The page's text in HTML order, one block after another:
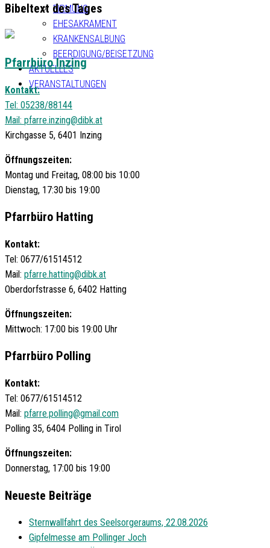
FIRMUNG
EHESAKRAMENT
KRANKENSALBUNG
BEERDIGUNG/BEISETZUNG
AKTUELLES
VERANSTALTUNGEN
Bibeltext des Tages
Pfarrbüro Inzing
Kontakt:
Tel: 05238/88144
Mail: pfarre.inzing@dibk.at
Kirchgasse 5, 6401 Inzing
Öffnungszeiten:
Montag und Freitag, 08:00 bis 10:00
Dienstag, 17:30 bis 19:00
Pfarrbüro Hatting
Kontakt:
Tel: 0677/61514512
Mail: pfarre.hatting@dibk.at
Oberdorfstrasse 6, 6402 Hatting
Öffnungszeiten:
Mittwoch: 17:00 bis 19:00 Uhr
Pfarrbüro Polling
Kontakt:
Tel: 0677/61514512
Mail: pfarre.polling@gmail.com
Polling 35, 6404 Polling in Tirol
Öffnungszeiten:
Donnerstag, 17:00 bis 19:00
Neueste Beiträge
Sternwallfahrt des Seelsorgeraums, 22.08.2026
Gipfelmesse am Pollinger Joch